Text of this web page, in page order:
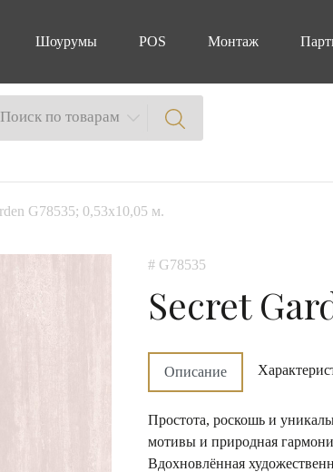
Шоурумы POS Монтаж
Поиск по товарам
G78535; 0,53х10,05 м.
# G78535
Secret
Описание
Простота, роскошь и
мотивы и природная
Вдохновлённая